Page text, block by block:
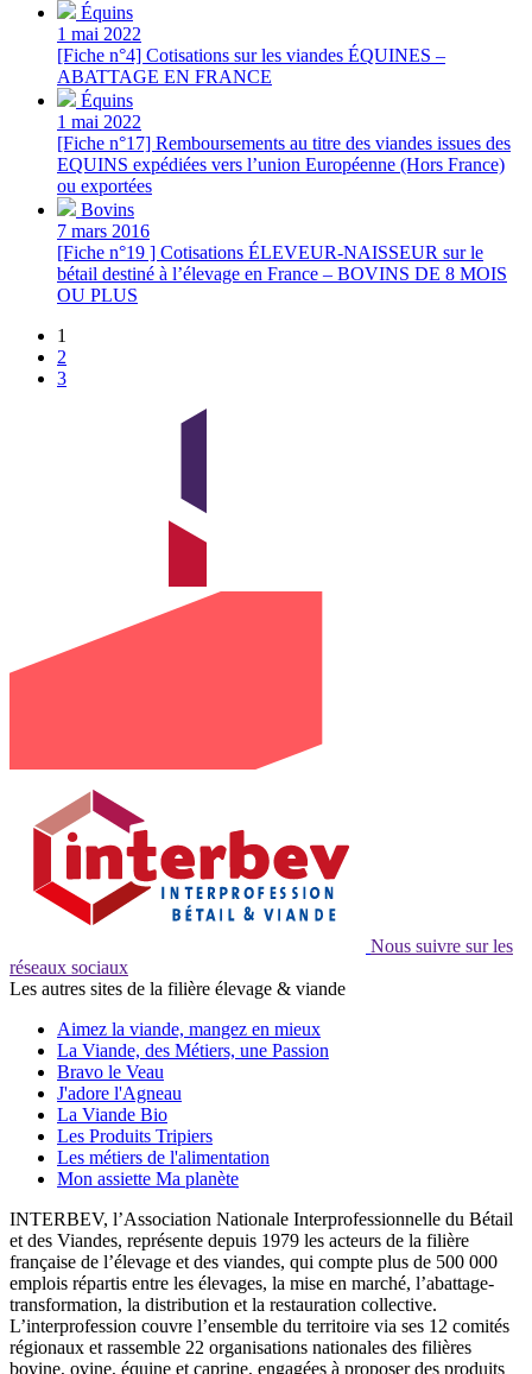
Équins
1 mai 2022
[Fiche n°4] Cotisations sur les viandes ÉQUINES –
ABATTAGE EN FRANCE
Équins
1 mai 2022
[Fiche n°17] Remboursements au titre des viandes issues des
EQUINS expédiées vers l’union Européenne (Hors France)
ou exportées
Bovins
7 mars 2016
[Fiche n°19 ] Cotisations ÉLEVEUR-NAISSEUR sur le
bétail destiné à l’élevage en France – BOVINS DE 8 MOIS
OU PLUS
1
2
3
Nous suivre sur les
réseaux sociaux
Les autres sites de la filière élevage & viande
Aimez la viande, mangez en mieux
La Viande, des Métiers, une Passion
Bravo le Veau
J'adore l'Agneau
La Viande Bio
Les Produits Tripiers
Les métiers de l'alimentation
Mon assiette Ma planète
INTERBEV, l’Association Nationale Interprofessionnelle du Bétail
et des Viandes, représente depuis 1979 les acteurs de la filière
française de l’élevage et des viandes, qui compte plus de 500 000
emplois répartis entre les élevages, la mise en marché, l’abattage-
transformation, la distribution et la restauration collective.
L’interprofession couvre l’ensemble du territoire via ses 12 comités
régionaux et rassemble 22 organisations nationales des filières
bovine, ovine, équine et caprine, engagées à proposer des produits